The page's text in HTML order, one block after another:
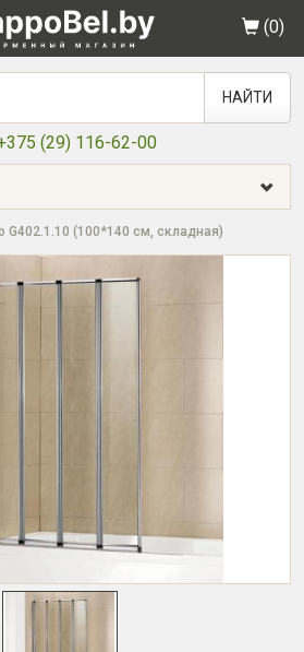
(0)
НАЙТИ
(29) 116-62-00
G402.1.10 (100*140 см, складная)